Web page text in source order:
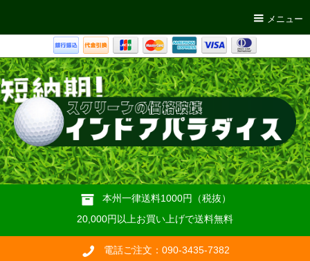
メニュー
本州一律送料1000円（税抜）
20,000円以上お買い上げで送料無料
電話ご注文：090-3435-7382